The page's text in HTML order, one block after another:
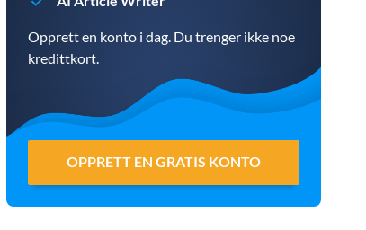
Opprett en konto i dag. Du trenger ikke noe
kredittkort.
OPPRETT EN GRATIS KONTO